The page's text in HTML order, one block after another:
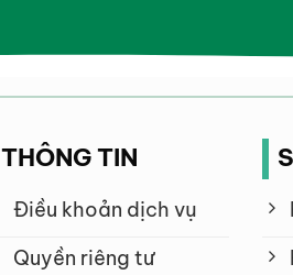
THÔNG TIN
Điều khoản dịch vụ
Quyền riêng tư